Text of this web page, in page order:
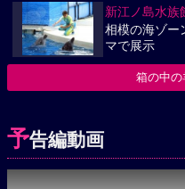
新江ノ島水族
相模の海ゾー
マで展示
箱の中
予告編動画